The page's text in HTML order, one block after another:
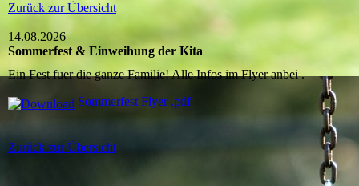
Zurück zur Übersicht
14.08.2026
Sommerfest & Einweihung der Kita
Ein Fest fuer die ganze Familie! Alle Infos im Flyer anbei .
Sommerfest Flyer .pdf
Zurück zur Übersicht